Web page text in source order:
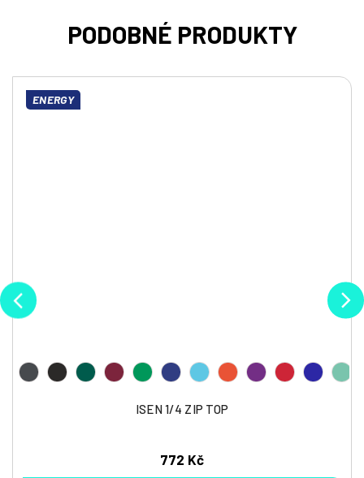
ENERGY
ISEN 1/4 ZIP TOP
772 Kč